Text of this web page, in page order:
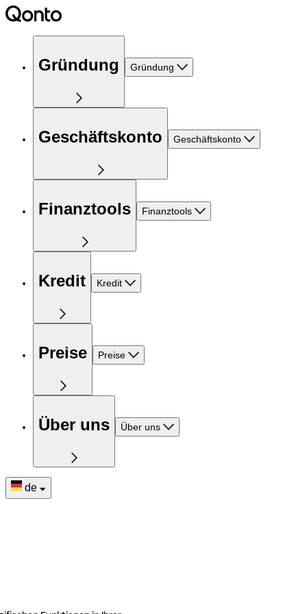
Gründung Gründung
Geschäftskonto Geschäftskonto
Finanztools Finanztools
Kredit Kredit
Preise Preise
Über uns Über uns
de